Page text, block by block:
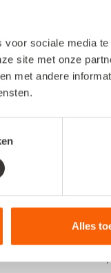
sociale media
site met onze
met andere
Alles
tussenrekening
te
de API, dan
Dit voorkomt
dat alles